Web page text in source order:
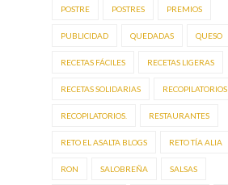
POSTRE POSTRES PREMIOS
PUBLICIDAD QUEDADAS QUESO
RECETAS FÁCILES RECETAS LIGERAS
RECETAS SOLIDARIAS RECOPILATORIOS
RECOPILATORIOS. RESTAURANTES
RETO EL ASALTA BLOGS RETO TÍA ALIA
RON SALOBREÑA SALSAS